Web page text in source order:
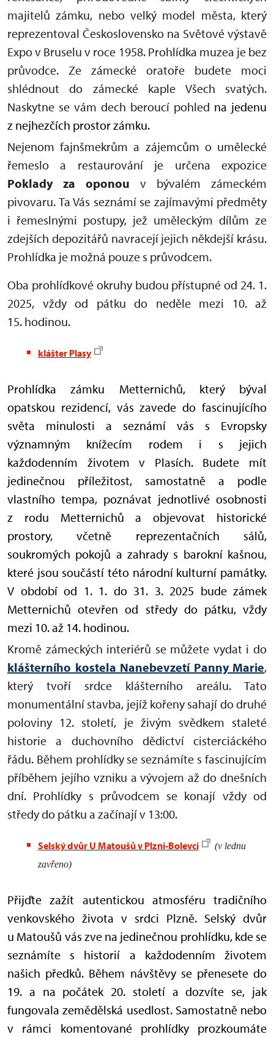
majitelů zámku, nebo velký model města, který
reprezentoval Československo na Světové výstavě
Expo v Bruselu v roce 1958. Prohlídka muzea je bez
průvodce. Ze zámecké oratoře budete moci
shlédnout do zámecké kaple Všech svatých.
Naskytne se vám dech beroucí pohled na jedenu
z nejhezčích prostor zámku.
Nejenom fajnšmekrům a zájemcům o umělecké
řemeslo a restaurování je určena expozice
Poklady za oponou v bývalém zámeckém
pivovaru. Ta Vás seznámí se zajímavými předměty
i řemeslnými postupy, jež uměleckým dílům ze
zdejších depozitářů navracejí jejich někdejší krásu.
Prohlídka je možná pouze s průvodcem.
Oba prohlídkové okruhy budou přístupné od 24. 1.
2025, vždy od pátku do neděle mezi 10. až
15. hodinou.
klášter Plasy
Prohlídka zámku Metternichů, který býval
opatskou rezidencí, vás zavede do fascinujícího
světa minulosti a seznámí vás s Evropsky
významným knížecím rodem i s jejich
každodenním životem v Plasích. Budete mít
jedinečnou příležitost, samostatně a podle
vlastního tempa, poznávat jednotlivé osobnosti
z rodu Metternichů a objevovat historické
prostory, včetně reprezentačních sálů,
soukromých pokojů a zahrady s barokní kašnou,
které jsou součástí této národní kulturní památky.
V období od 1. 1. do 31. 3. 2025 bude zámek
Metternichů otevřen od středy do pátku, vždy
mezi 10. až 14. hodinou.
Kromě zámeckých interiérů se můžete vydat i do
klášterního kostela Nanebevzetí Panny Marie,
který tvoří srdce klášterního areálu. Tato
monumentální stavba, jejíž kořeny sahají do druhé
poloviny 12. století, je živým svědkem staleté
historie a duchovního dědictví cisterciáckého
řádu. Během prohlídky se seznámíte s fascinujícím
příběhem jejího vzniku a vývojem až do dnešních
dní. Prohlídky s průvodcem se konají vždy od
středy do pátku a začínají v 13:00.
Selský dvůr U Matoušů v Plzni-Bolevci
(v lednu
zavřeno)
Přijďte zažít autentickou atmosféru tradičního
venkovského života v srdci Plzně. Selský dvůr
u Matoušů vás zve na jedinečnou prohlídku, kde se
seznámíte s historií a každodenním životem
našich předků. Během návštěvy se přenesete do
19. a na počátek 20. století a dozvíte se, jak
fungovala zemědělská usedlost. Samostatně nebo
v rámci komentované prohlídky prozkoumáte